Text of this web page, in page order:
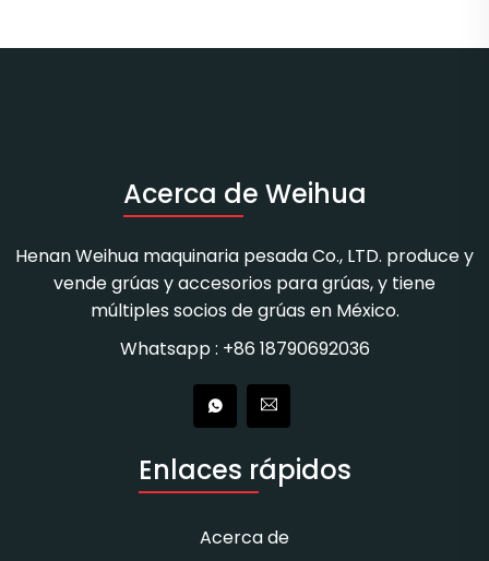
Acerca de Weihua
Henan Weihua maquinaria pesada Co., LTD. produce y
vende grúas y accesorios para grúas, y tiene
múltiples socios de grúas en México.
Whatsapp : +86 18790692036
Enlaces rápidos
Acerca de